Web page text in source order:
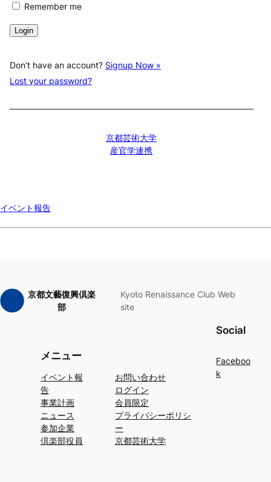
Remember me
Don’t have an account? Signup Now »
Lost your password?
京都芸術大学
産官学連携
イベント報告
京都文藝復興倶楽
部
Kyoto Renaissance Club Web
site
メニュー
イベント報
告
事業計画
ニュース
参加企業
倶楽部役員
お問い合わせ
ログイン
会員限定
プライバシーポリシ
ー
京都芸術大学
Social
Faceboo
k